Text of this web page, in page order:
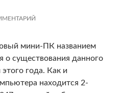
мини-ПК названием
о существования данного
года. Как и
находится 2-